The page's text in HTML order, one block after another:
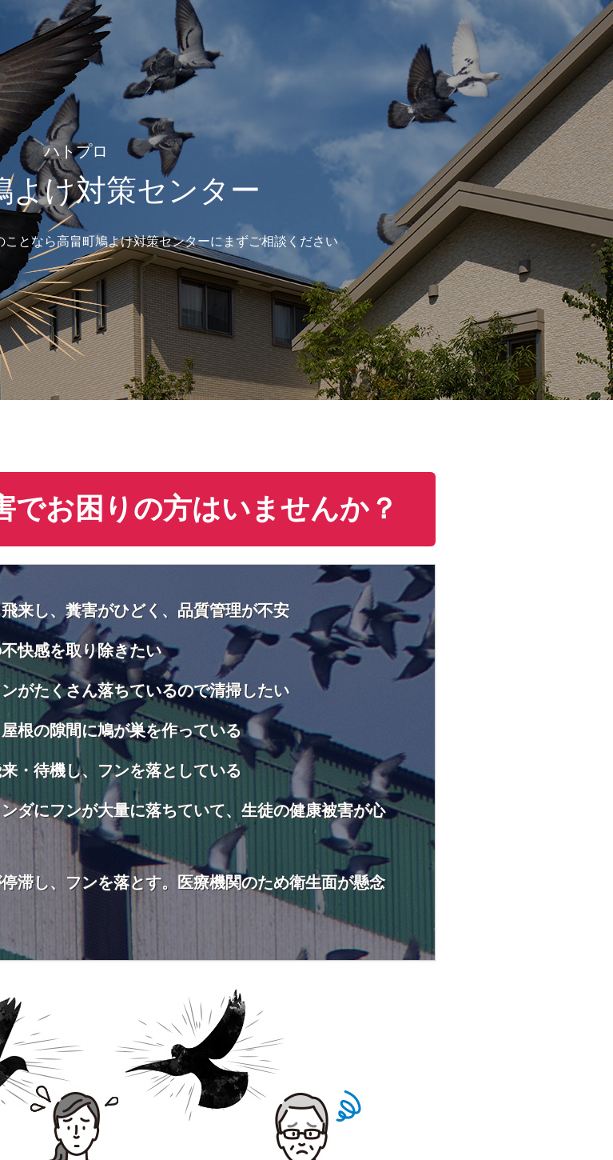
ハトプロ
よけ対策センター
となら高畠町鳩よけ対策センターにまずご相談ください
でお困りの方はいませんか？
来し、糞害がひどく、品質管理が不安
快感を取り除きたい
がたくさん落ちているので清掃したい
根の隙間に鳩が巣を作っている
・待機し、フンを落としている
ダにフンが大量に落ちていて、生徒の健康被害が心
滞し、フンを落とす。医療機関のため衛生面が懸念